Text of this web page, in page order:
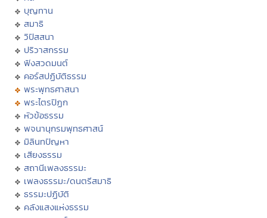
บุญทาน
สมาธิ
วิปัสสนา
ปริวาสกรรม
ฟังสวดมนต์
คอร์สปฏิบัติธรรม
พระพุทธศาสนา
พระไตรปิฏก
หัวข้อธรรม
พจนานุกรมพุทธศาสน์
มิลินทปัญหา
เสียงธรรม
สถานีเพลงธรรมะ
เพลงธรรมะ/ดนตรีสมาธิ
ธรรมะปฏิบัติ
คลังแสงแห่งธรรม